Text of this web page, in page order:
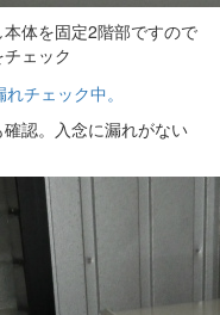
体を固定2階部ですので
ェック
認。入念に漏れがない